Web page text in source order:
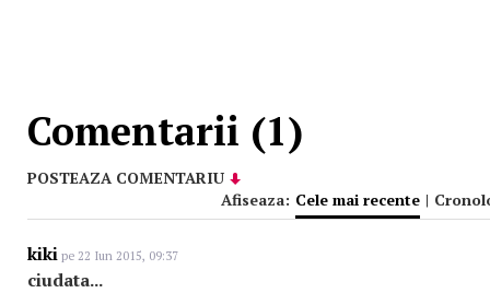
Comentarii (1)
POSTEAZA COMENTARIU
Afiseaza: Cele mai recente |
kiki pe 22 Iun 2015, 09:37
ciudata...